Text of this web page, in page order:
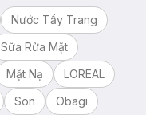
Nước Tẩy Trang
Sữa Rửa Mặt
Mặt Nạ
LOREAL
Son
Obagi